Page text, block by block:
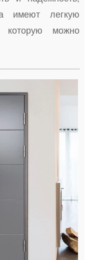
имеют легкую
которую можно